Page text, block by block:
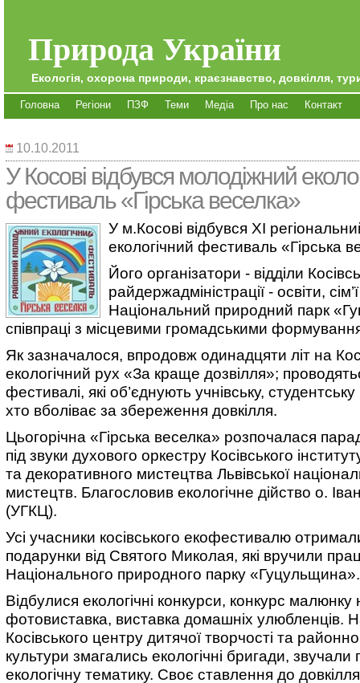
Природа України
Екологія, охорона природи, краєзнавство, довкілля,
Головна Регіони ПЗФ Теми Медіа Про нас Контакт
10.10.2011
У Косові відбувся молодіжний
фестиваль «Гірська веселка»
У м.Косові відбувся XI
екологічний фестиваль «Гірська
Його організатори - відділи
райдержадміністрації - освіти,
Національний природний парк
співпраці з місцевими громадськими
Як зазначалося, впродовж одинадцяти літ на
екологічний рух «За краще дозвілля»;
фестивалі, які об’єднують учнівську,
хто вболіває за збереження довкілля.
Цьогорічна «Гірська веселка» розпочалася
під звуки духового оркестру Косівського
та декоративного мистецтва Львівської
мистецтв. Благословив екологічне дійство о.
(УГКЦ).
Усі учасники косівського екофестивалю
подарунки від Святого Миколая, які вручили
Національного природного парку «Гуцульщина».
Відбулися екологічні конкурси, конкурс малюнку
фотовиставка, виставка домашніх улюбленців.
Косівського центру дитячої творчості та
культури змагались екологічні бригади, звучали
екологічну тематику. Своє ставлення до довкілля